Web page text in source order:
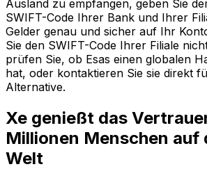
Ausland zu empfangen, geben Sie
SWIFT-Code Ihrer Bank und Ihrer
Gelder genau und sicher auf Ihr
Sie den SWIFT-Code Ihrer Filiale
prüfen Sie, ob Esas einen globalen
hat, oder kontaktieren Sie sie direkt
Alternative.
Xe genießt das
Millionen Menschen auf
Welt